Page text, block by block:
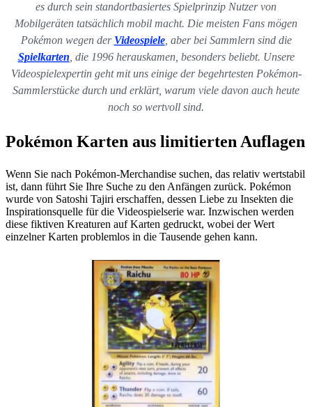
es durch sein standortbasiertes Spielprinzip Nutzer von
Mobilgeräten tatsächlich mobil macht. Die meisten Fans mögen
Pokémon wegen der Videospiele, aber bei Sammlern sind die
Spielkarten , die 1996 herauskamen, besonders beliebt. Unsere
Videospielexpertin geht mit uns einige der begehrtesten Pokémon-
Sammlerstücke durch und erklärt, warum viele davon auch heute
noch so wertvoll sind.
Pokémon Karten aus limitierten Auflagen
Wenn Sie nach Pokémon-Merchandise suchen, das relativ wertstabil
ist, dann führt Sie Ihre Suche zu den Anfängen zurück. Pokémon
wurde von Satoshi Tajiri erschaffen, dessen Liebe zu Insekten die
Inspirationsquelle für die Videospielserie war. Inzwischen werden
diese fiktiven Kreaturen auf Karten gedruckt, wobei der Wert
einzelner Karten problemlos in die Tausende gehen kann.